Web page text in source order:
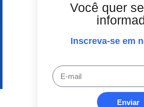
Você quer
Inscreva-se em
Enviar